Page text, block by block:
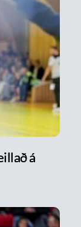
á